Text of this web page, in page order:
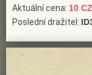
Aktuální cena: 10
Poslední dražitel: